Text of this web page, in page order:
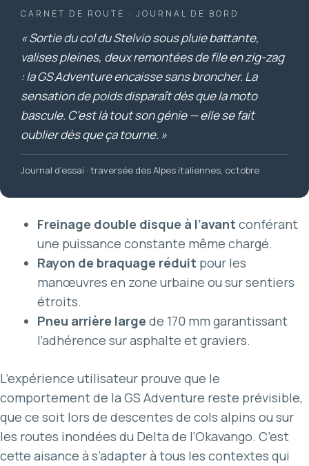
CARNET DE ROUTE · JOURNAL DE BORD
« Sortie du col du Stelvio sous pluie battante,
valises pleines, deux remontées de file en zig-zag
: la GS Adventure encaisse sans broncher. La
sensation de poids disparaît dès que la moto
bascule. C’est là tout son génie — elle se fait
oublier dès que ça tourne. »
Journal d’essai · traversée des Alpes italiennes, octobre
Freinage double disque à l’avant conférant
une puissance constante même chargé.
Rayon de braquage réduit pour les
manœuvres en zone urbaine ou sur sentiers
étroits.
Pneu arrière large de 170 mm garantissant
l’adhérence sur asphalte et graviers.
L’expérience utilisateur prouve que le
comportement de la GS Adventure reste prévisible,
que ce soit lors de descentes de cols alpins ou sur
les routes inondées du Delta de l’Okavango. C’est
cette aisance à s’adapter à tous les contextes qui